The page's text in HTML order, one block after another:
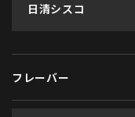
日清シスコ
フレーバー